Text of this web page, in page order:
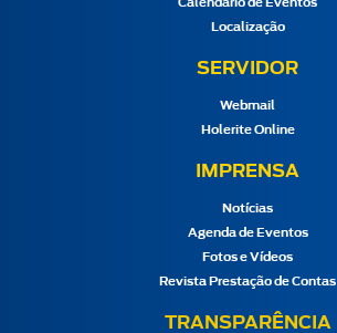
Calendário de Eventos
Localização
SERVIDOR
Webmail
Holerite Online
IMPRENSA
Notícias
Agenda de Eventos
Fotos e Vídeos
Revista Prestação de Contas
TRANSPARÊNCIA